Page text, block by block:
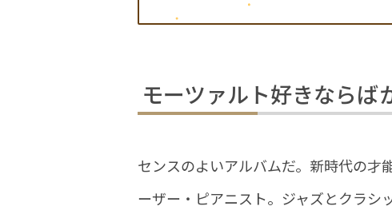
モーツァルト好きならば
センスのよいアルバムだ。新時代の才
ーザー・ピアニスト。ジャズとクラシ